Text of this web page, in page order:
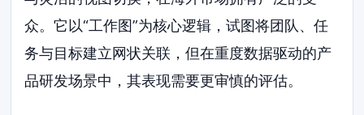
众。它以“工作图”为核心逻辑，试图将团队、任
务与目标建立网状关联，但在重度数据驱动的产
品研发场景中，其表现需要更审慎的评估。